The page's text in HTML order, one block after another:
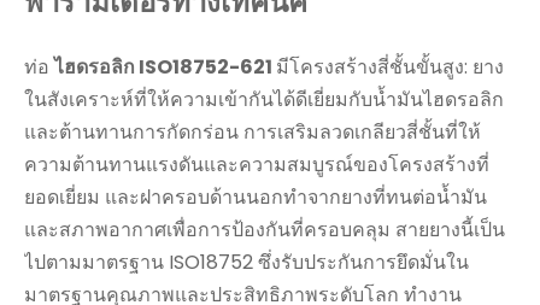
ท่อไฮดรอลิก ISO18752-621 มีโครงสร้างสี่ชั้นขั้นสูง: ยาง
ในสังเคราะห์ที่ให้ความเข้ากันได้ดีเยี่ยมกับน้ำมันไฮดรอลิก
และต้านทานการกัดกร่อน การเสริมลวดเกลียวสี่ชั้นที่ให้
ความต้านทานแรงดันและความสมบูรณ์ของโครงสร้างที่
ยอดเยี่ยม และฝาครอบด้านนอกทำจากยางที่ทนต่อน้ำมัน
และสภาพอากาศเพื่อการป้องกันที่ครอบคลุม สายยางนี้เป็น
ไปตามมาตรฐาน ISO18752 ซึ่งรับประกันการยึดมั่นใน
มาตรฐานคุณภาพและประสิทธิภาพระดับโลก ทำงาน